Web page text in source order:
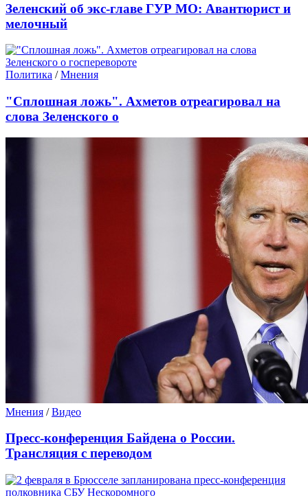
Зеленский об экс-главе ГУР МО: Авантюрист и
мелочный
Политика /Мнения
"Сплошная ложь". Ахметов отреагировал на
слова Зеленского о
Мнения /Видео
Пресс-конференция Байдена о России.
Трансляция с переводом